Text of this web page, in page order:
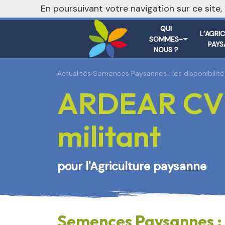
QUI
SOMMES-
NOUS ?
Actualités›Semences Paysannes : les
ARDEAR
militant
pour l'Agriculture paysanne
Semences
En poursuivant votre navigation sur ce